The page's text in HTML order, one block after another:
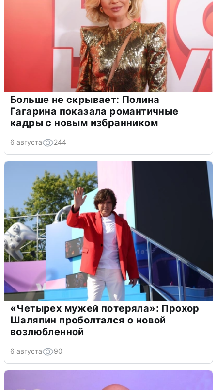
Больше не скрывает: Полина
Гагарина показала романтичные
кадры с новым избранником
6 августа 244
«Четырех мужей потеряла»: Прохор
Шаляпин проболтался о новой
возлюбленной
6 августа 90